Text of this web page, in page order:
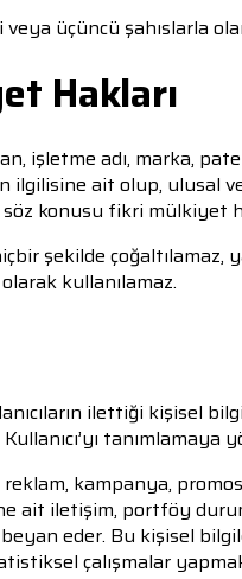
üçüncü şahıslarla
Hakları
işletme adı, marka,
ait olup, ulusal
konusu fikri mülkiyet
şekilde
kullanılamaz.
ilettiği kişisel
tanımlamaya
reklam, kampanya,
ait iletişim, portföy
eder. Bu kişisel
çalışmalar